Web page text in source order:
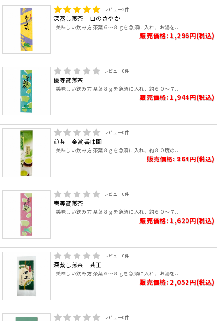
レビュー2件
深蒸し煎茶 山のさやか
美味しい飲み方 茶葉６～８ｇを急須に入れ、お湯を..
販売価格: 1,296円(税込)
レビュー0件
優等賞煎茶
美味しい飲み方 茶葉８ｇを急須に入れ、約６０～７..
販売価格: 1,944円(税込)
レビュー0件
煎茶 金賞香味園
美味しい飲み方 茶葉８ｇを急須に入れ、約８０度の..
販売価格: 864円(税込)
レビュー0件
壱等賞煎茶
美味しい飲み方 茶葉８ｇを急須に入れ、約６０～７..
販売価格: 1,620円(税込)
レビュー0件
深蒸し煎茶 茶王
美味しい飲み方 茶葉６～８ｇを急須に入れ、お湯を..
販売価格: 2,052円(税込)
レビュー0件